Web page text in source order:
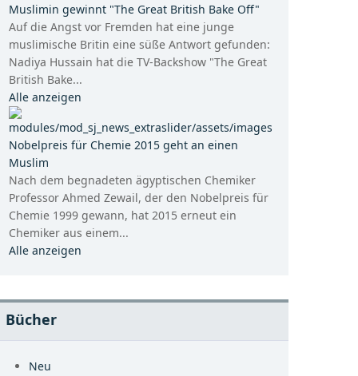
Muslimin gewinnt "The Great British Bake Off"
Auf die Angst vor Fremden hat eine junge
muslimische Britin eine süße Antwort gefunden:
Nadiya Hussain hat die TV-Backshow "The Great
British Bake...
Alle anzeigen
Nobelpreis für Chemie 2015 geht an einen
Muslim
Nach dem begnadeten ägyptischen Chemiker
Professor Ahmed Zewail, der den Nobelpreis für
Chemie 1999 gewann, hat 2015 erneut ein
Chemiker aus einem...
Alle anzeigen
Bücher
Neu